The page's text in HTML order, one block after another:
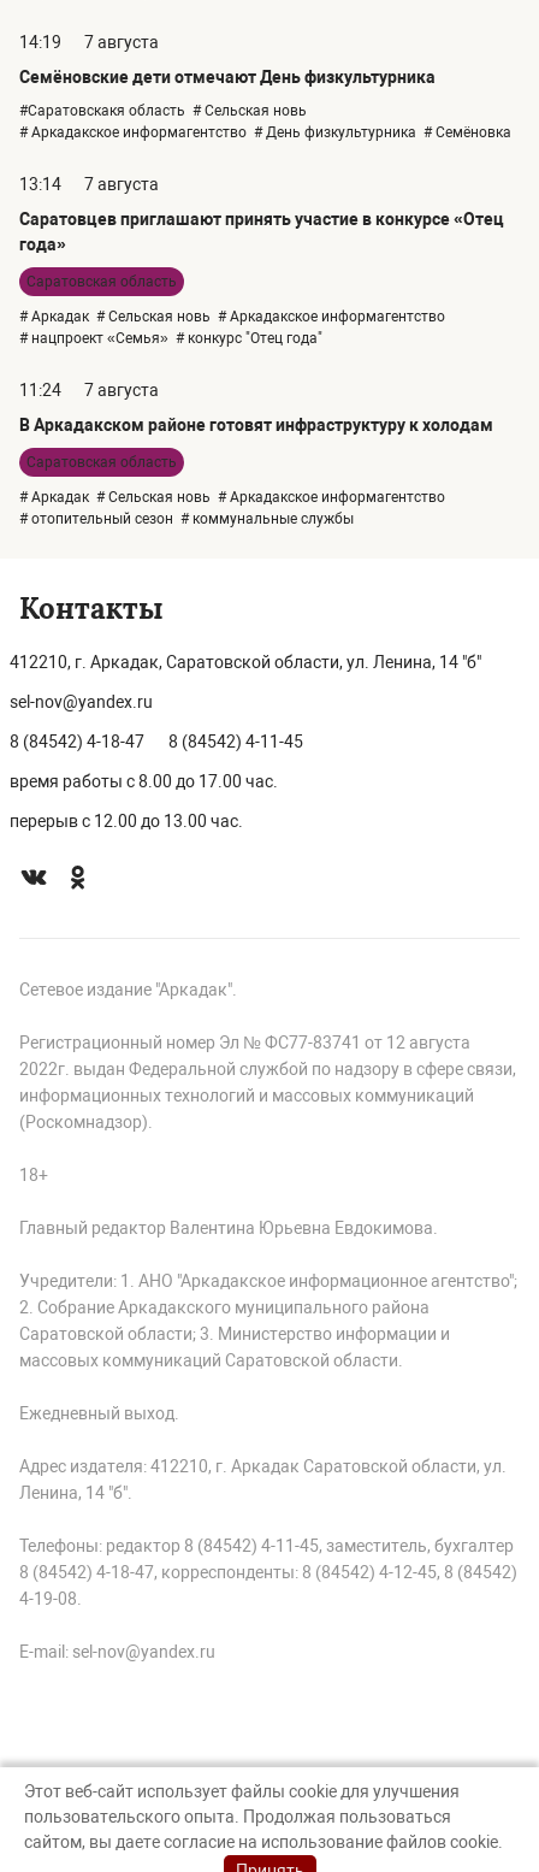
14:19
7 августа
Семёновские дети отмечают День физкультурника
#Саратовскакя область # Сельская новь
# Аркадакское информагентство # День физкультурника # Семёновка
13:14
7 августа
Саратовцев приглашают принять участие в конкурсе «Отец
года»
Саратовская область
# Аркадак # Сельская новь # Аркадакское информагентство
# нацпроект «Семья» # конкурс "Отец года"
11:24
7 августа
В Аркадакском районе готовят инфраструктуру к холодам
Саратовская область
# Аркадак # Сельская новь # Аркадакское информагентство
# отопительный сезон # коммунальные службы
Контакты
412210, г. Аркадак, Саратовской области, ул. Ленина, 14 "б"
sel-nov@yandex.ru
8 (84542) 4-18-47 8 (84542) 4-11-45
время работы с 8.00 до 17.00 час.
перерыв с 12.00 до 13.00 час.
Сетевое издание "Аркадак".
Регистрационный номер Эл № ФС77-83741 от 12 августа
2022г. выдан Федеральной службой по надзору в сфере связи,
информационных технологий и массовых коммуникаций
(Роскомнадзор).
18+
Главный редактор Валентина Юрьевна Евдокимова.
Учредители: 1. АНО "Аркадакское информационное агентство";
2. Собрание Аркадакского муниципального района
Саратовской области; 3. Министерство информации и
массовых коммуникаций Саратовской области.
Ежедневный выход.
Адрес издателя: 412210, г. Аркадак Саратовской области, ул.
Ленина, 14 "б".
Телефоны: редактор 8 (84542) 4-11-45, заместитель, бухгалтер
8 (84542) 4-18-47, корреспонденты: 8 (84542) 4-12-45, 8 (84542)
4-19-08.
E-mail: sel-nov@yandex.ru
© Аркадак, 2026
Создание сайта — nopreset
Этот веб-сайт использует файлы cookie для улучшения
пользовательского опыта. Продолжая пользоваться
сайтом, вы даете согласие на использование файлов cookie.